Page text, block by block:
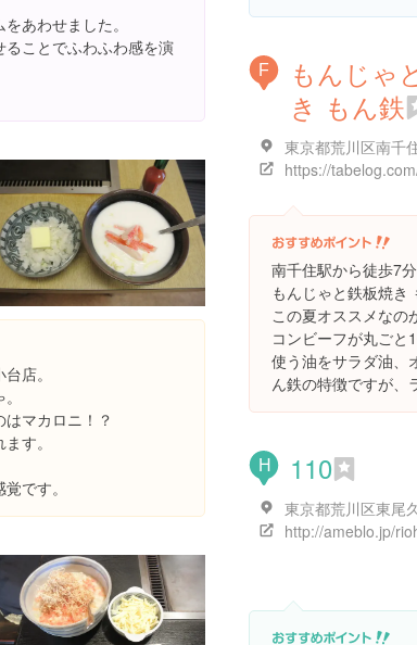
あわせました。
ことでふわふわ感を演
F
もんじゃ
き もん鉄
南千住駅から徒歩7分
もんじゃと鉄板焼き
この夏オススメなの
コンビーフが丸ごと
使う油をサラダ油、
ん鉄の特徴ですが、
店。
マカロニ！？
す。
です。
H 110